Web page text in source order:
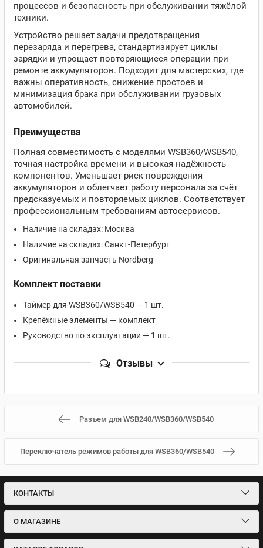
процессов и безопасность при обслуживании тяжёлой
техники.
Устройство решает задачи предотвращения
перезаряда и перегрева, стандартизирует циклы
зарядки и упрощает повторяющиеся операции при
ремонте аккумуляторов. Подходит для мастерских, где
важны оперативность, снижение простоев и
минимизация брака при обслуживании грузовых
автомобилей.
Преимущества
Полная совместимость с моделями WSB360/WSB540,
точная настройка времени и высокая надёжность
компонентов. Уменьшает риск повреждения
аккумуляторов и облегчает работу персонала за счёт
предсказуемых и повторяемых циклов. Соответствует
профессиональным требованиям автосервисов.
Наличие на складах: Москва
Наличие на складах: Санкт‑Петербург
Оригинальная запчасть Nordberg
Комплект поставки
Таймер для WSB360/WSB540 — 1 шт.
Крепёжные элементы — комплект
Руководство по эксплуатации — 1 шт.
Отзывы
Разъем для WSB240/WSB360/WSB540
Переключатель режимов работы для WSB360/WSB540
КОНТАКТЫ
О МАГАЗИНЕ